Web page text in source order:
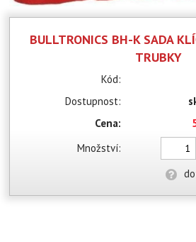
BULLTRONICS BH-K SADA
TRUBKY
Kód:
Dostupnost:
Cena:
Množství: